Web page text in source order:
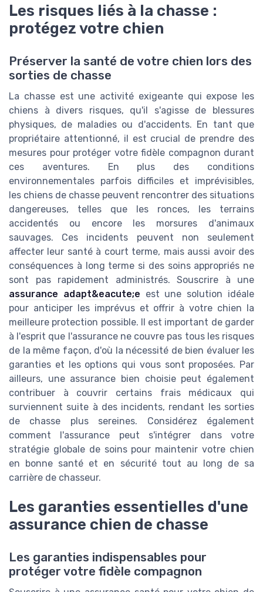
Les risques liés à la chasse :
protégez votre chien
Préserver la santé de votre chien lors des
sorties de chasse
La chasse est une activité exigeante qui expose les
chiens à divers risques, qu'il s'agisse de blessures
physiques, de maladies ou d'accidents. En tant que
propriétaire attentionné, il est crucial de prendre des
mesures pour protéger votre fidèle compagnon durant
ces aventures. En plus des conditions
environnementales parfois difficiles et imprévisibles,
les chiens de chasse peuvent rencontrer des situations
dangereuses, telles que les ronces, les terrains
accidentés ou encore les morsures d'animaux
sauvages. Ces incidents peuvent non seulement
affecter leur santé à court terme, mais aussi avoir des
conséquences à long terme si des soins appropriés ne
sont pas rapidement administrés. Souscrire à une
assurance adapt&eacute;e est une solution idéale
pour anticiper les imprévus et offrir à votre chien la
meilleure protection possible. Il est important de garder
à l'esprit que l'assurance ne couvre pas tous les risques
de la même façon, d'où la nécessité de bien évaluer les
garanties et les options qui vous sont proposées. Par
ailleurs, une assurance bien choisie peut également
contribuer à couvrir certains frais médicaux qui
surviennent suite à des incidents, rendant les sorties
de chasse plus sereines. Considérez également
comment l'assurance peut s'intégrer dans votre
stratégie globale de soins pour maintenir votre chien
en bonne santé et en sécurité tout au long de sa
carrière de chasseur.
Les garanties essentielles d'une
assurance chien de chasse
Les garanties indispensables pour
protéger votre fidèle compagnon